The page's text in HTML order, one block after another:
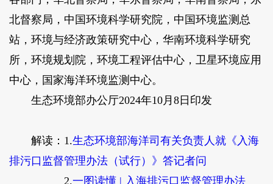
北督察局，中国环境科学研究院，中国环境监测总
站，环境与经济政策研究中心，华南环境科学研究
所，环境规划院，环境工程评估中心，卫星环境应用
中心，国家海洋环境监测中心。
生态环境部办公厅2024年10月8日印发
解读： 1.生态环境部海洋司有关负责人就《入海
排污口监督管理办法（试行）》答记者问
2.一图读懂 | 入海排污口监督管理办法